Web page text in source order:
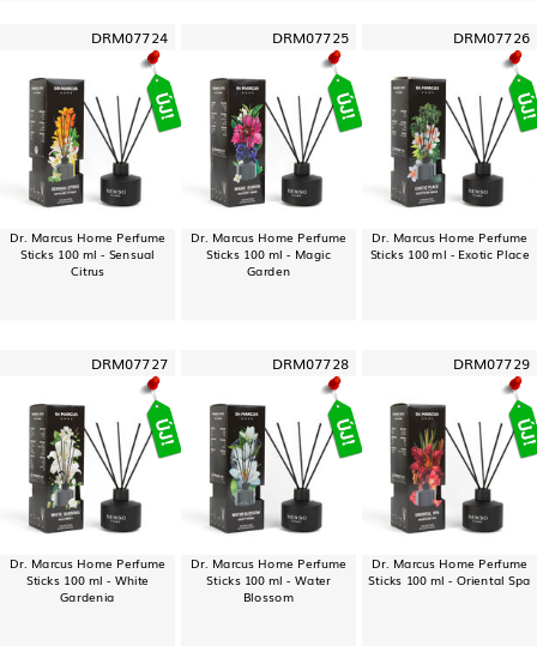
DRM07724
Dr. Marcus Home Perfume
Sticks 100 ml - Sensual
Citrus
DRM07725
Dr. Marcus Home Perfume
Sticks 100 ml - Magic
Garden
DRM07726
Dr. Marcus Home Perfume
Sticks 100 ml - Exotic Place
DRM07727
Dr. Marcus Home Perfume
Sticks 100 ml - White
Gardenia
DRM07728
Dr. Marcus Home Perfume
Sticks 100 ml - Water
Blossom
DRM07729
Dr. Marcus Home Perfume
Sticks 100 ml - Oriental Spa